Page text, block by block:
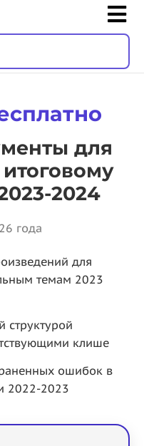
для
2024
года
для
темам 2023
структурой
клише
ошибок в
2022-2023